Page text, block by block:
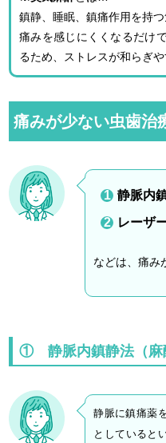
鎮静、睡眠、鎮痛作用を持つ
痛みを感じにくくなるだけ
るため、ストレスが和らぎや
痛みが少ない虫歯治
静脈内
レーザ
などは、痛み
① 静脈内鎮静法（麻
静脈に鎮痛薬
としていると